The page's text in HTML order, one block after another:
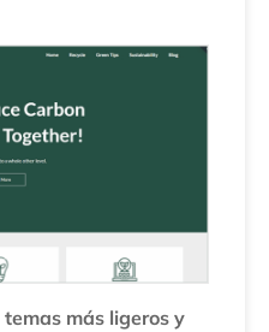
temas más ligeros y